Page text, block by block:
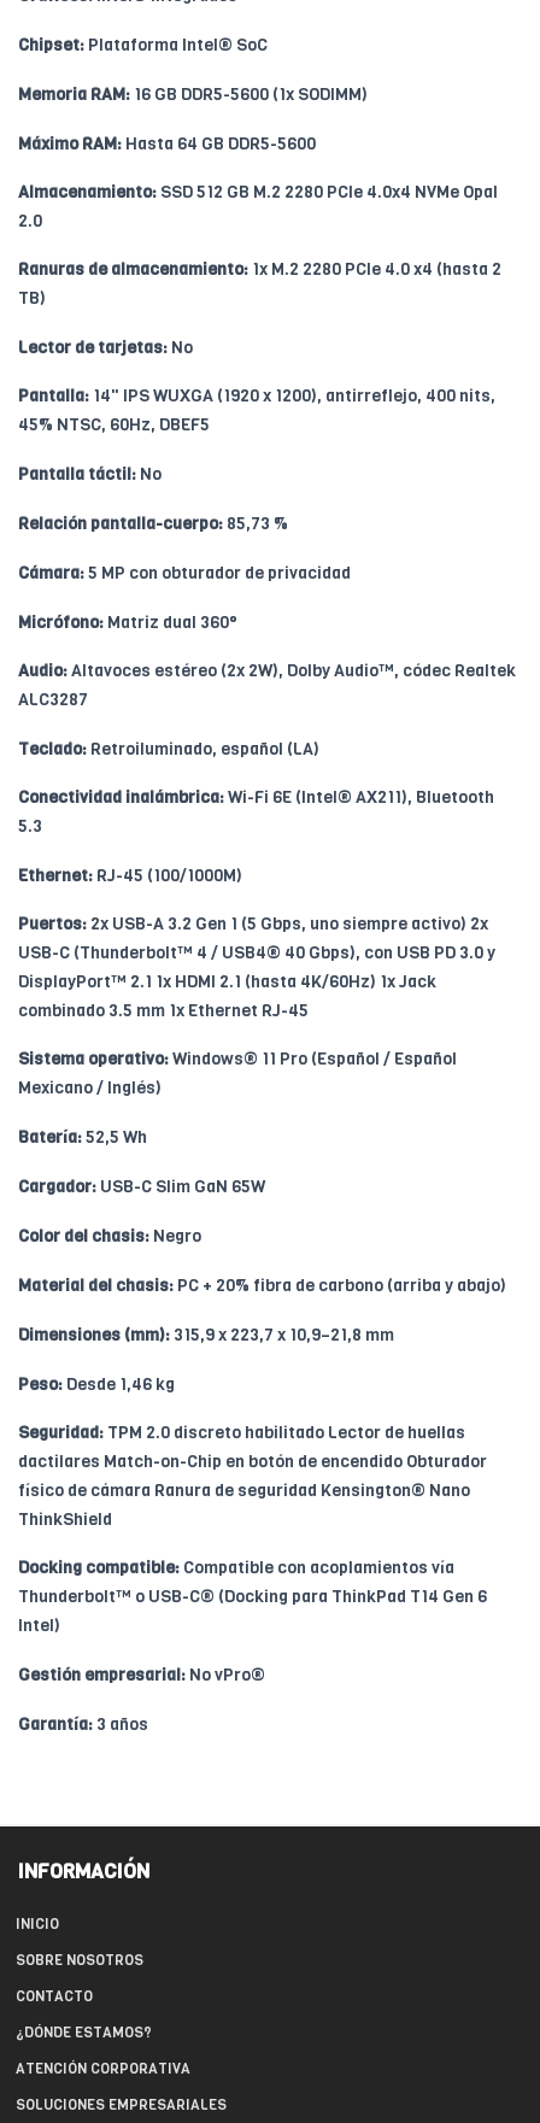
Chipset: Plataforma Intel® SoC
Memoria RAM: 16 GB DDR5-5600 (1x SODIMM)
Máximo RAM: Hasta 64 GB DDR5-5600
Almacenamiento: SSD 512 GB M.2 2280 PCIe 4.0x4 NVMe Opal
2.0
Ranuras de almacenamiento: 1x M.2 2280 PCIe 4.0 x4 (hasta 2
TB)
Lector de tarjetas: No
Pantalla: 14" IPS WUXGA (1920 x 1200), antirreflejo, 400 nits,
45% NTSC, 60Hz, DBEF5
Pantalla táctil: No
Relación pantalla-cuerpo: 85,73 %
Cámara:5 MP con obturador de privacidad
Micrófono: Matriz dual 360°
Audio:Altavoces estéreo (2x 2W), Dolby Audio™, códec Realtek
ALC3287
Teclado: Retroiluminado, español (LA)
Conectividad inalámbrica:Wi-Fi 6E (Intel® AX211), Bluetooth
5.3
Ethernet: RJ-45 (100/1000M)
Puertos: 2x USB-A 3.2 Gen 1 (5 Gbps, uno siempre activo) 2x
USB-C (Thunderbolt™ 4 / USB4® 40 Gbps), con USB PD 3.0 y
DisplayPort™ 2.1 1x HDMI 2.1 (hasta 4K/60Hz) 1x Jack
combinado 3.5 mm 1x Ethernet RJ-45
Sistema operativo:Windows® 11 Pro (Español / Español
Mexicano / Inglés)
Batería:52,5 Wh
Cargador: USB-C Slim GaN 65W
Color del chasis: Negro
Material del chasis: PC + 20% fibra de carbono (arriba y abajo)
Dimensiones (mm): 315,9 x 223,7 x 10,9–21,8 mm
Peso: Desde 1,46 kg
Seguridad: TPM 2.0 discreto habilitado Lector de huellas
dactilares Match-on-Chip en botón de encendido Obturador
físico de cámara Ranura de seguridad Kensington® Nano
ThinkShield
Docking compatible: Compatible con acoplamientos vía
Thunderbolt™ o USB-C® (Docking para ThinkPad T14 Gen 6
Intel)
Gestión empresarial: No vPro®
Garantía: 3 años
INFORMACIÓN
INICIO
SOBRE NOSOTROS
CONTACTO
¿DÓNDE ESTAMOS?
ATENCIÓN CORPORATIVA
SOLUCIONES EMPRESARIALES